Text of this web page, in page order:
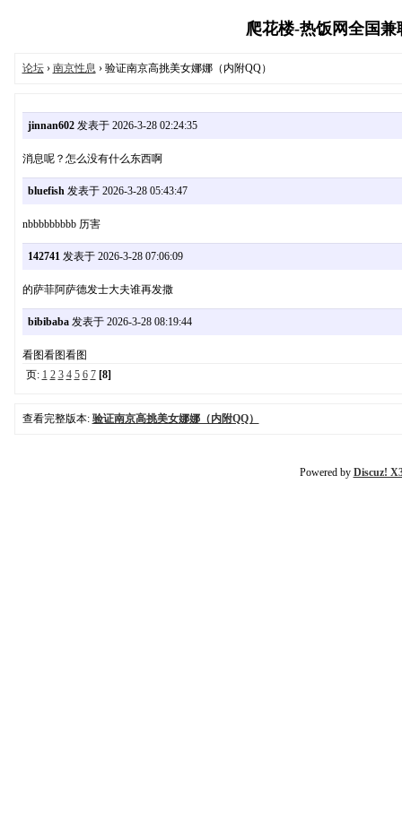
爬花楼-热饭网全国
论坛› 南京性息 › 验证南京高挑美女娜娜（内附QQ）
jinnan602发表于 2026-3-28 02:24:35
消息呢？怎么没有什么东西啊
bluefish发表于 2026-3-28 05:43:47
nbbbbbbbbb 历害
142741发表于 2026-3-28 07:06:09
的萨菲阿萨德发士大夫谁再发撒
bibibaba发表于 2026-3-28 08:19:44
看图看图看图
页: 1 2 3 4 5 6 7 [8]
查看完整版本: 验证南京高挑美女娜娜（内附QQ）
Powered by Discuz!